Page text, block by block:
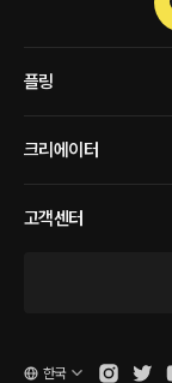
플링
크리에이터
고객센터
한국